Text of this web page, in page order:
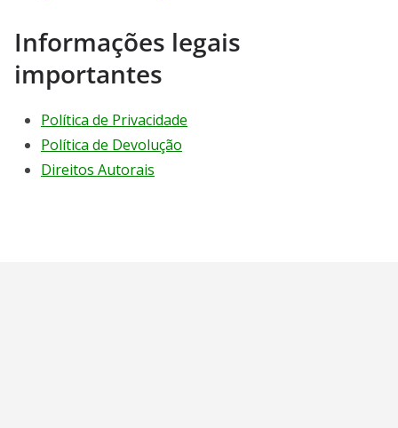
Informações legais
importantes
Política de Privacidade
Política de Devolução
Direitos Autorais